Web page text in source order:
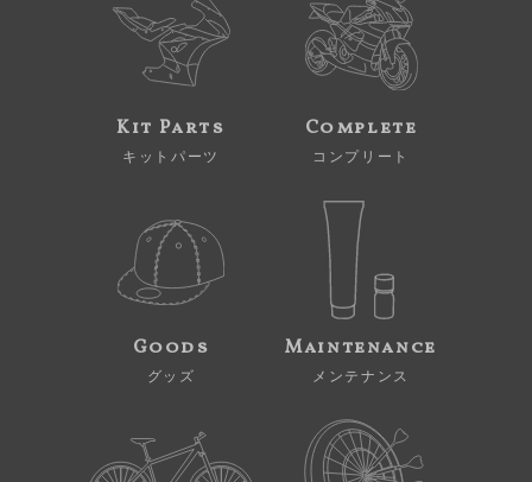
Kit Parts
キットパーツ
Complete
コンプリート
Goods
グッズ
Maintenance
メンテナンス